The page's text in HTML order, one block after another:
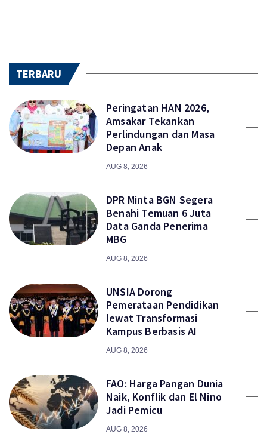
TERBARU
Peringatan HAN 2026,
Amsakar Tekankan
Perlindungan dan Masa
Depan Anak
AUG 8, 2026
DPR Minta BGN Segera
Benahi Temuan 6 Juta
Data Ganda Penerima
MBG
AUG 8, 2026
UNSIA Dorong
Pemerataan Pendidikan
lewat Transformasi
Kampus Berbasis AI
AUG 8, 2026
FAO: Harga Pangan Dunia
Naik, Konflik dan El Nino
Jadi Pemicu
AUG 8, 2026